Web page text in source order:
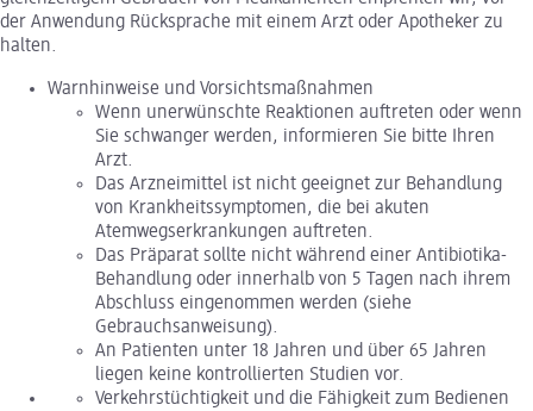
der Anwendung Rücksprache mit einem Arzt oder Apotheker zu
halten.
Warnhinweise und Vorsichtsmaßnahmen
Wenn unerwünschte Reaktionen auftreten oder wenn
Sie schwanger werden, informieren Sie bitte Ihren
Arzt.
Das Arzneimittel ist nicht geeignet zur Behandlung
von Krankheitssymptomen, die bei akuten
Atemwegserkrankungen auftreten.
Das Präparat sollte nicht während einer Antibiotika-
Behandlung oder innerhalb von 5 Tagen nach ihrem
Abschluss eingenommen werden (siehe
Gebrauchsanweisung).
An Patienten unter 18 Jahren und über 65 Jahren
liegen keine kontrollierten Studien vor.
Verkehrstüchtigkeit und die Fähigkeit zum Bedienen